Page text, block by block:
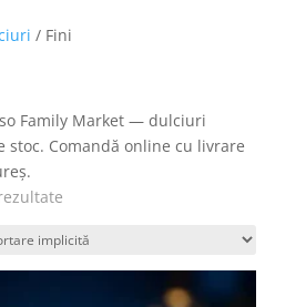
/ Fini
Family Market — dulciuri
stoc. Comandă online cu livrare